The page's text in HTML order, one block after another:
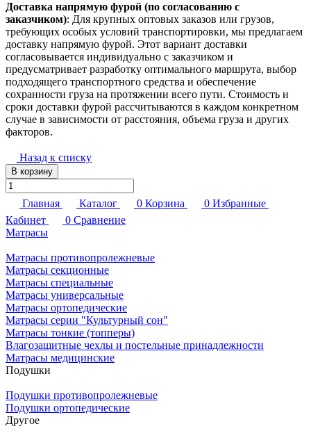
Доставка напрямую фурой (по согласованию с
заказчиком): Для крупных оптовых заказов или грузов,
требующих особых условий транспортировки, мы предлагаем
доставку напрямую фурой. Этот вариант доставки
согласовывается индивидуально с заказчиком и
предусматривает разработку оптимального маршрута, выбор
подходящего транспортного средства и обеспечение
сохранности груза на протяжении всего пути. Стоимость и
сроки доставки фурой рассчитываются в каждом конкретном
случае в зависимости от расстояния, объема груза и других
факторов.
Назад к списку
В корзину
Главная Каталог 0 Корзина 0 Избранные
Кабинет
0 Сравнение
Матрасы
Матрасы противопролежневые
Матрасы секционные
Матрасы специальные
Матрасы универсальные
Матрасы ортопедические
Матрасы серии "Культурный сон"
Матрасы тонкие (топперы)
Влагозащитные чехлы и постельные принадлежности
Матрасы медицинские
Подушки
Подушки противопролежневые
Подушки ортопедические
Другое